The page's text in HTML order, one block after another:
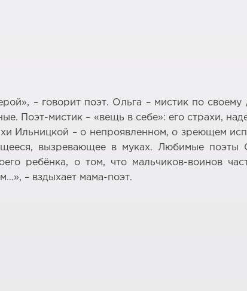
– говорит поэт. Ольга – мистик по
Поэт-мистик – «вещь в себе»: его страхи,
Ильницкой – о непроявленном, о зреющем
вызревающее в муках. Любимые
ребёнка, о том, что мальчиков-воинов
– вздыхает мама-поэт.